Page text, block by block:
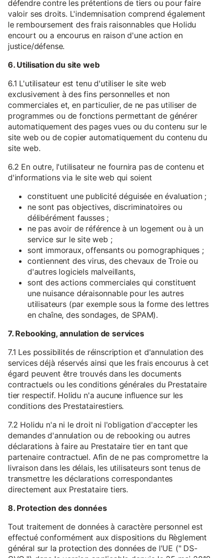
défendre contre les prétentions de tiers ou pour faire
valoir ses droits. L'indemnisation comprend également
le remboursement des frais raisonnables que Holidu
encourt ou a encourus en raison d'une action en
justice/défense.
6. Utilisation du site web
6.1 L'utilisateur est tenu d'utiliser le site web
exclusivement à des fins personnelles et non
commerciales et, en particulier, de ne pas utiliser de
programmes ou de fonctions permettant de générer
automatiquement des pages vues ou du contenu sur le
site web ou de copier automatiquement du contenu du
site web.
6.2 En outre, l'utilisateur ne fournira pas de contenu et
d'informations via le site web qui soient
constituent une publicité déguisée en évaluation ;
ne sont pas objectives, discriminatoires ou
délibérément fausses ;
ne pas avoir de référence à un logement ou à un
service sur le site web ;
sont immoraux, offensants ou pornographiques ;
contiennent des virus, des chevaux de Troie ou
d'autres logiciels malveillants,
sont des actions commerciales qui constituent
une nuisance déraisonnable pour les autres
utilisateurs (par exemple sous la forme des lettres
en chaîne, des sondages, de SPAM).
7. Rebooking, annulation de services
7.1 Les possibilités de réinscription et d'annulation des
services déjà réservés ainsi que les frais encourus à cet
égard peuvent être trouvés dans les documents
contractuels ou les conditions générales du Prestataire
tier respectif. Holidu n'a aucune influence sur les
conditions des Prestatairestiers.
7.2 Holidu n'a ni le droit ni l'obligation d'accepter les
demandes d'annulation ou de rebooking ou autres
déclarations à faire au Prestataire tier en tant que
partenaire contractuel. Afin de ne pas compromettre la
livraison dans les délais, les utilisateurs sont tenus de
transmettre les déclarations correspondantes
directement aux Prestataire tiers.
8. Protection des données
Tout traitement de données à caractère personnel est
effectué conformément aux dispositions du Règlement
général sur la protection des données de l'UE (" DS-